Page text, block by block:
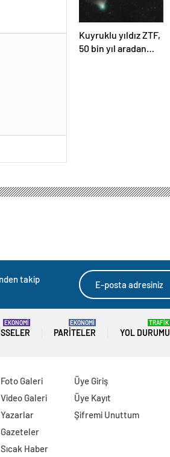
Kuyruklu yıldız ZTF,
50 bin yıl aradan
takip
EKONOMİ
PARITELER
EKONOMİ
YOL DURUMU
TRAFİK
Foto Galeri
Video Galeri
Yazarlar
Gazeteler
Sıcak Haber
Üye Giriş
Üye Kayıt
Şifremi Unuttum